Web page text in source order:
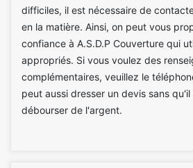
difficiles, il est nécessaire de
en la matière. Ainsi, on peut vous
confiance à A.S.D.P Couverture qui
appropriés. Si vous voulez des
complémentaires, veuillez le
peut aussi dresser un devis sans
débourser de l'argent.